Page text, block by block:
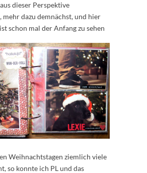
dieser Perspektive
dazu demnächst, und hier
schon mal der Anfang zu sehen
Weihnachtstagen ziemlich viele
so konnte ich PL und das